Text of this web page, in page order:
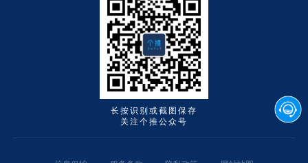
长按识别或截图保存
关注个推公众号